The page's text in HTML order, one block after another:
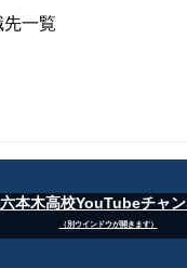
一覧
六本木高校YouTubeチャ
（別ウインドウが開きます）